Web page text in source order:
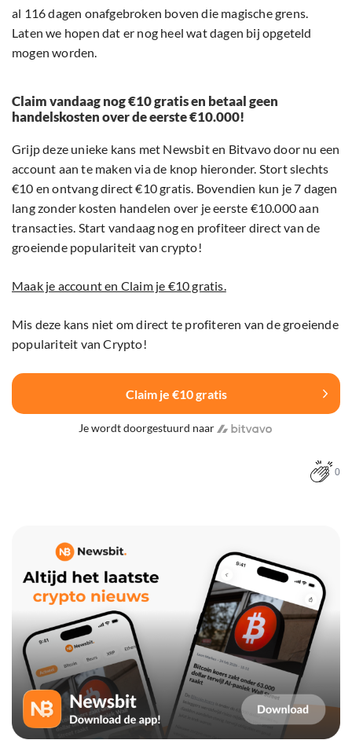
al 116 dagen onafgebroken boven die magische grens.
Laten we hopen dat er nog heel wat dagen bij opgeteld
mogen worden.
Claim vandaag nog €10 gratis en betaal geen
handelskosten over de eerste €10.000!
Grijp deze unieke kans met Newsbit en Bitvavo door nu een
account aan te maken via de knop hieronder. Stort slechts
€10 en ontvang direct €10 gratis. Bovendien kun je 7 dagen
lang zonder kosten handelen over je eerste €10.000 aan
transacties. Start vandaag nog en profiteer direct van de
groeiende populariteit van crypto!
Maak je account en Claim je €10 gratis.
Mis deze kans niet om direct te profiteren van de groeiende
populariteit van Crypto!
Claim je €10 gratis
Je wordt doorgestuurd naar
0